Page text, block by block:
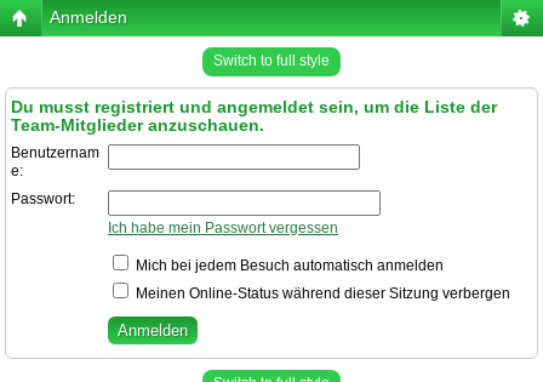
Anmelden
Switch to full style
Du musst registriert und angemeldet sein, um die Liste der
Team-Mitglieder anzuschauen.
Benutzernam
e:
Passwort:
Ich habe mein Passwort vergessen
Mich bei jedem Besuch automatisch anmelden
Meinen Online-Status während dieser Sitzung verbergen